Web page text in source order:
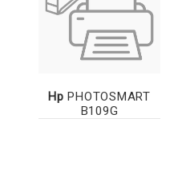
Hp PHOTOSMART
B109G